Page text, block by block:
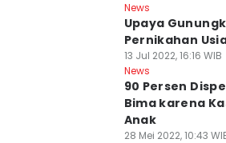
News
Upaya
Pernikahan
13 Jul 2022, 16:16 WIB
News
90 Persen
Bima karena
Anak
28 Mei 2022, 10:43